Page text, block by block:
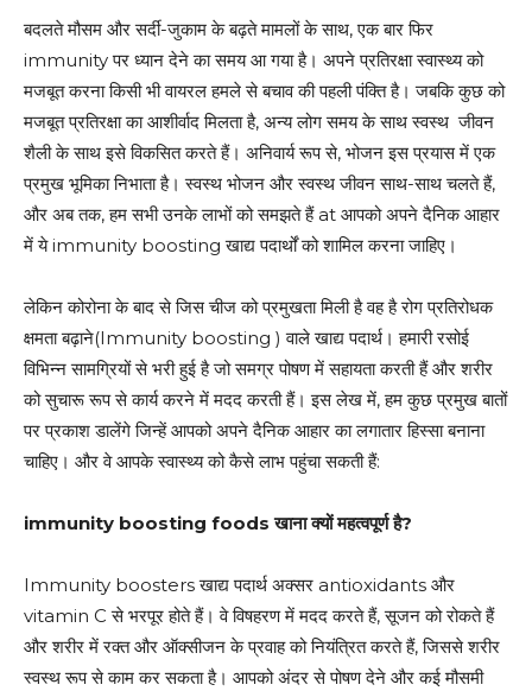
बदलते मौसम और सर्दी-जुकाम के बढ़ते मामलों के साथ, एक बार फिर
immunity पर ध्यान देने का समय आ गया है। अपने प्रतिरक्षा स्वास्थ्य को
मजबूत करना किसी भी वायरल हमले से बचाव की पहली पंक्ति है। जबकि कुछ को
मजबूत प्रतिरक्षा का आशीर्वाद मिलता है, अन्य लोग समय के साथ स्वस्थ जीवन
शैली के साथ इसे विकसित करते हैं। अनिवार्य रूप से, भोजन इस प्रयास में एक
प्रमुख भूमिका निभाता है। स्वस्थ भोजन और स्वस्थ जीवन साथ-साथ चलते हैं,
और अब तक, हम सभी उनके लाभों को समझते हैं at आपको अपने दैनिक आहार
में ये immunity boosting खाद्य पदार्थों को शामिल करना जाहिए।
लेकिन कोरोना के बाद से जिस चीज को प्रमुखता मिली है वह है रोग प्रतिरोधक
क्षमता बढ़ाने(Immunity boosting ) वाले खाद्य पदार्थ। हमारी रसोई
विभिन्न सामग्रियों से भरी हुई है जो समग्र पोषण में सहायता करती हैं और शरीर
को सुचारू रूप से कार्य करने में मदद करती हैं। इस लेख में, हम कुछ प्रमुख बातों
पर प्रकाश डालेंगे जिन्हें आपको अपने दैनिक आहार का लगातार हिस्सा बनाना
चाहिए। और वे आपके स्वास्थ्य को कैसे लाभ पहुंचा सकती हैं:
immunity boosting foodsखाना क्यों महत्वपूर्ण है?
Immunity boosters खाद्य पदार्थ अक्सर antioxidants और
vitamin C से भरपूर होते हैं। वे विषहरण में मदद करते हैं, सूजन को रोकते हैं
और शरीर में रक्त और ऑक्सीजन के प्रवाह को नियंत्रित करते हैं, जिससे शरीर
स्वस्थ रूप से काम कर सकता है। आपको अंदर से पोषण देने और कई मौसमी